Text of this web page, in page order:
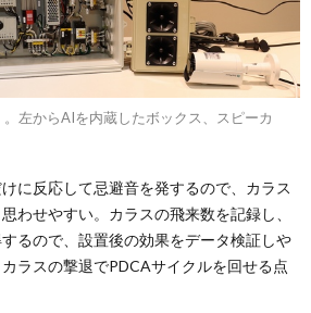
。左からAIを内蔵したボックス、スピーカ
に反応して忌避音を発するので、カラス
わせやすい。カラスの飛来数を記録し、
るので、設置後の効果をデータ検証しや
ラスの撃退でPDCAサイクルを回せる点